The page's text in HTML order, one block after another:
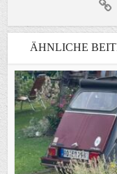
ÄHNLICHE